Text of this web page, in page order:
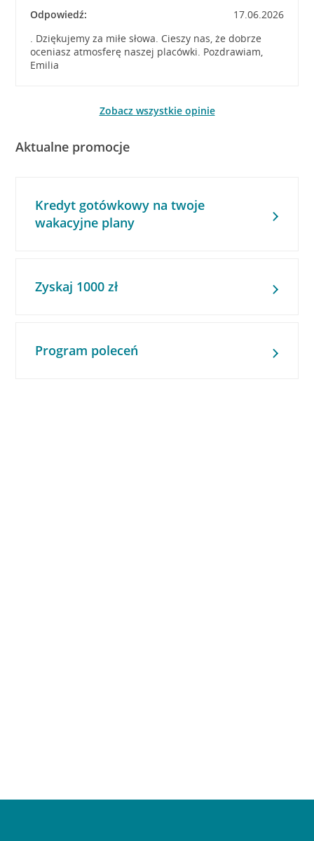
Odpowiedź:
17.06.2026
. Dziękujemy za miłe słowa. Cieszy nas, że dobrze
oceniasz atmosferę naszej placówki. Pozdrawiam,
Emilia
Zobacz wszystkie opinie
Aktualne promocje
Kredyt gotówkowy na twoje
wakacyjne plany
Zyskaj 1000 zł
Program poleceń